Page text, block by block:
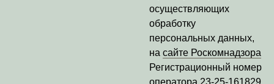
осуществляющих
обработку
персональных данных,
на сайте Роскомнадзора
Регистрационный номер
оператора 23-25-161829